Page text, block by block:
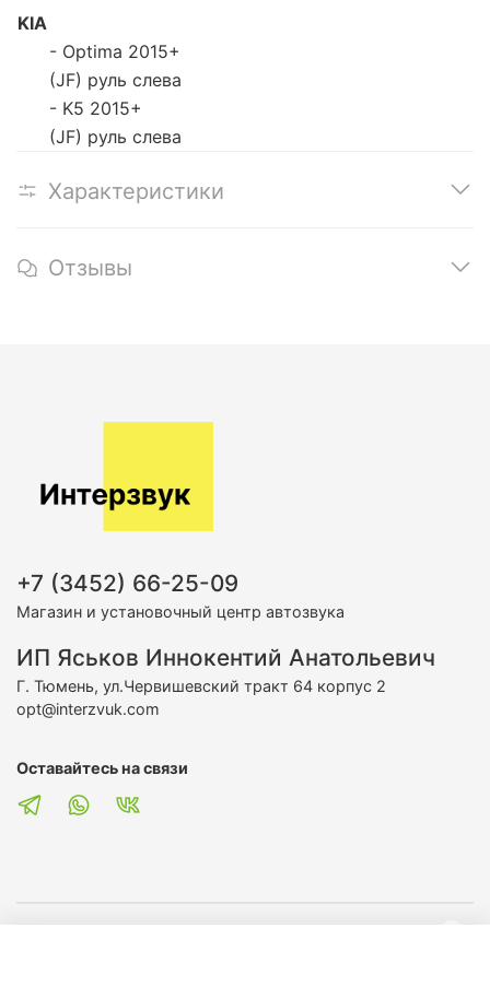
KIA
- Optima 2015+
(JF) руль слева
- K5 2015+
(JF) руль слева
Характеристики
Отзывы
+7 (3452) 66-25-09
Магазин и установочный центр автозвука
ИП Яськов Иннокентий Анатольевич
Г. Тюмень, ул.Червишевский тракт 64 корпус 2
opt@interzvuk.com
Оставайтесь на связи